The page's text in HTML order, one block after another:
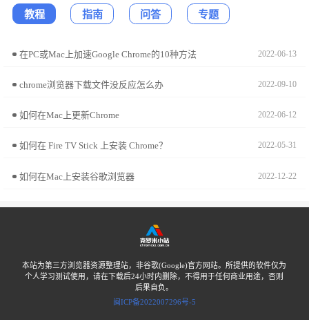
教程 指南 问答 专题
在PC或Mac上加速Google Chrome的10种方法 2022-06-13
chrome浏览器下载文件没反应怎么办 2022-09-10
如何在Mac上更新Chrome 2022-06-12
如何在 Fire TV Stick 上安装 Chrome？ 2022-05-31
如何在Mac上安装谷歌浏览器 2022-12-22
本站为第三方浏览器资源整理站，非谷歌(Google)官方网站。所提供的软件仅为
个人学习测试使用，请在下载后24小时内删除，不得用于任何商业用途，否则
后果自负。
闽ICP备2022007296号-5